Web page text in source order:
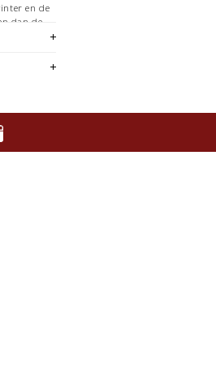
en de
dan de
van de
Het leer